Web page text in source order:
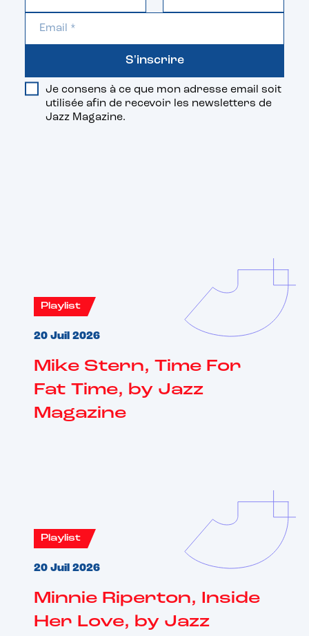
Je consens à ce que mon adresse email soit
utilisée afin de recevoir les newsletters de
Jazz Magazine.
S'inscrire
Playlist
20 Juil 2026
Mike Stern, Time For
Fat Time, by Jazz
Magazine
Playlist
20 Juil 2026
Minnie Riperton, Inside
Her Love, by Jazz